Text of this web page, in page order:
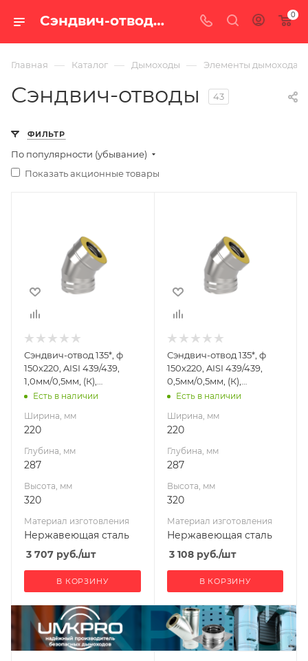
Сэндвич-отводы — купить в Челябинске по цене от 2 081 руб. с доставкой по России в интернет-магазине «100 печей.ру» 0
Главная — Каталог — Дымоходы — Элементы дымохода
Сэндвич-отводы 43
ФИЛЬТР
По популярности (убывание)
Показать акционные товары
Глубина, мм
Высота, мм
320
Материал
Нержавеющая
сталь
Производитель
УМК
Сэндвич-отвод 135*, ф
150х220, AISI 439/439,
1,0мм/0,5мм, (К),
удл=60мм
Есть в наличии
Ширина, мм
220
Глубина, мм
287
Высота, мм
320
Материал изготовления
Нержавеющая сталь
3 707 руб./шт
В КОРЗИНУ
Глубина, мм
Высота, мм
320
Материал
Нержавеющая
сталь
Производитель
УМК
Сэндвич-отвод 135*, ф
150х220, AISI 439/439,
0,5мм/0,5мм, (К),
удл=60мм
Есть в наличии
Ширина, мм
220
Глубина, мм
287
Высота, мм
320
Материал изготовления
Нержавеющая сталь
3 108руб./шт
В КОРЗИНУ